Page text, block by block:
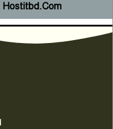
অভিযোগ অস্বীকার
সংবাদ প্রকাশের
নাজির হাসানের
ঢুকে স্কুল শিক্ষিকাকে হত্যা
ট্যাংকি থেকে লাশ উদ্ধার
সন্ত্রাসী হামলায় গুরুতর
Hostitbd.Com